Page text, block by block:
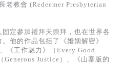
老教會 (Redeemer Presbyterian
定參加禮拜天崇拜，也在世界各
他的作品包括了《婚姻解密》
《工作魅力》（Every Good
Generous Justice）、《山寨版的